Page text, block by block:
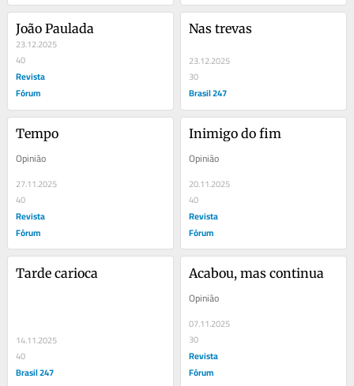
João Paulada
23.12.2025
40
Revista
Fórum
Nas trevas
23.12.2025
30
Brasil 247
Tempo
Opinião
27.11.2025
40
Revista
Fórum
Inimigo do fim
Opinião
20.11.2025
40
Revista
Fórum
Tarde carioca
14.11.2025
40
Brasil 247
Acabou, mas continua
Opinião
07.11.2025
30
Revista
Fórum